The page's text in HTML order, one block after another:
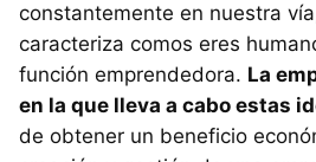
constantemente en nuestra
caracteriza comos eres
función emprendedora. La
en la que lleva a cabo estas
de obtener un beneficio